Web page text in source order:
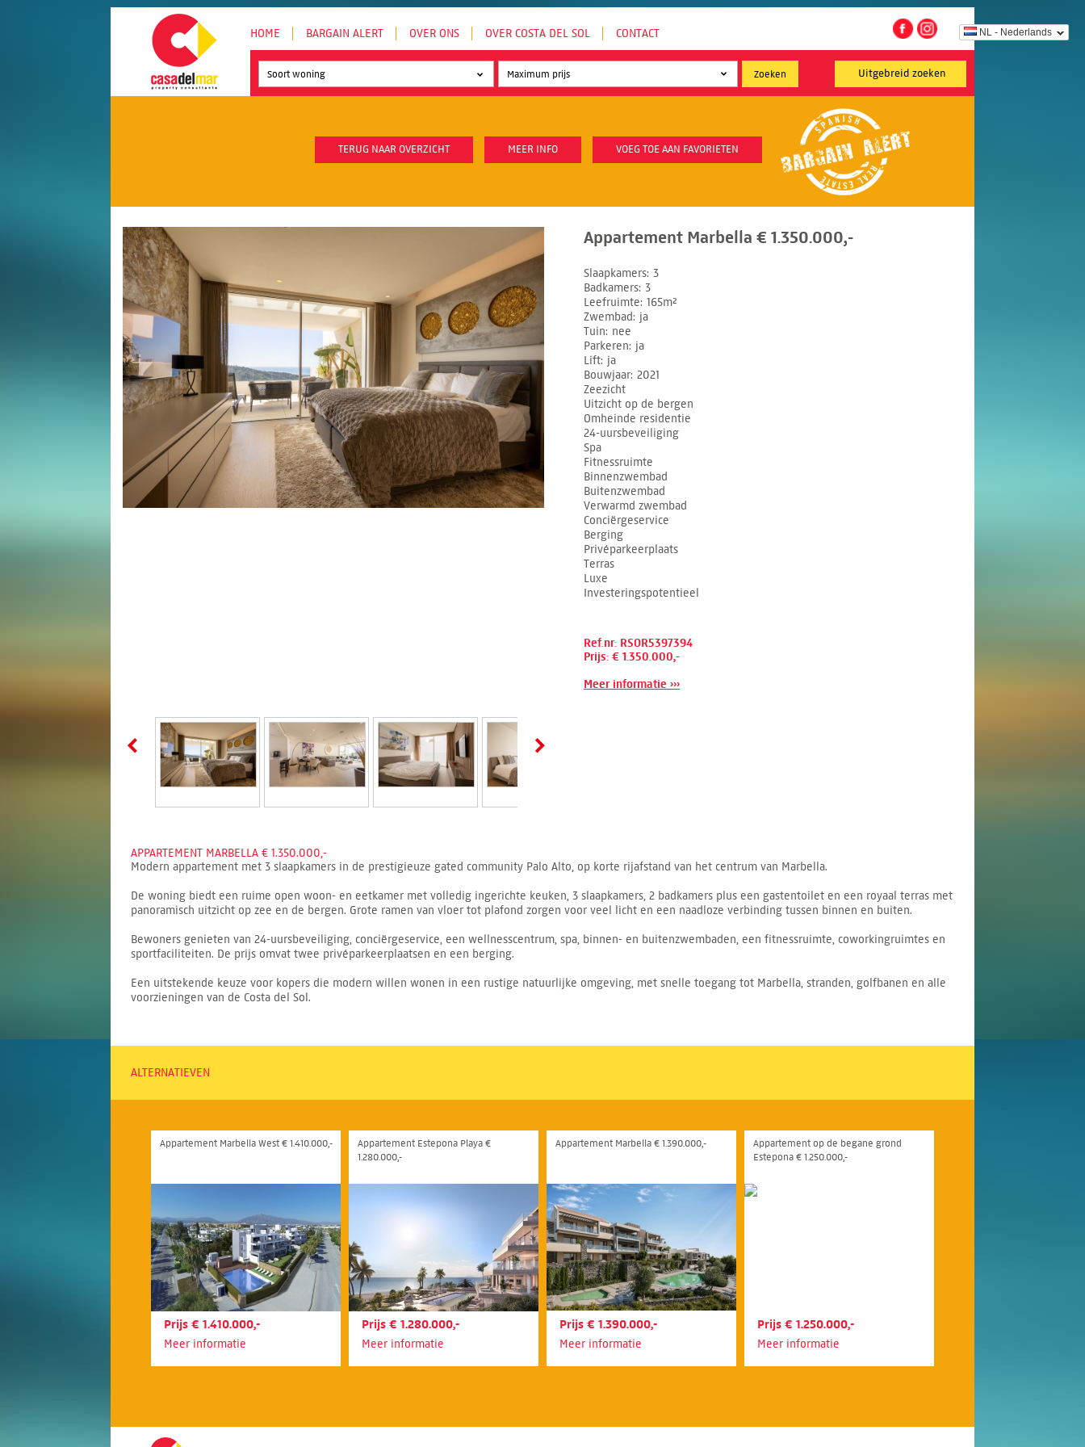
NL - Nederlands
HOME BARGAIN ALERT OVER ONS OVER COSTA DEL SOL CONTACT
Uitgebreid zoeken
Soort woning
TERUG NAAR OVERZICHT MEER INFO VOEG TOE AAN FAVORIETEN
Appartement Marbella € 1.350.000,-
Slaapkamers 3
Badkamers 3
Leefruimte 165m²
Zwembad
ja
Tuin nee
Parkeren ja
Lift ja
Bouwjaar 2021
Zeezicht
Uitzicht op de bergen
Omheinde residentie
24-uursbeveiliging
Spa
Fitnessruimte
Binnenzwembad
Buitenzwembad
Verwarmd zwembad
Conciërgeservice
Berging
Privéparkeerplaats
Terras
Luxe
Investeringspotentieel
Ref.nr: RSOR5397394
Prijs: € 1.350.000,-
Meer informatie ›››
APPARTEMENT MARBELLA € 1.350.000,-
Modern appartement met 3 slaapkamers in de prestigieuze gated community Palo Alto, op korte rijafstand van het centrum van Marbella.
De woning biedt een ruime open woon- en eetkamer met volledig ingerichte keuken, 3 slaapkamers, 2 badkamers plus een gastentoilet en een royaal terras met
panoramisch uitzicht op zee en de bergen. Grote ramen van vloer tot plafond zorgen voor veel licht en een naadloze verbinding tussen binnen en buiten.
Bewoners genieten van 24-uursbeveiliging, conciërgeservice, een wellnesscentrum, spa, binnen- en buitenzwembaden, een fitnessruimte, coworkingruimtes en
sportfaciliteiten. De prijs omvat twee privéparkeerplaatsen en een berging.
Een uitstekende keuze voor kopers die modern willen wonen in een rustige natuurlijke omgeving, met snelle toegang tot Marbella, stranden, golfbanen en alle
voorzieningen van de Costa del Sol.
ALTERNATIEVEN
Appartement Marbella West € 1.410.000,-
Prijs € 1.410.000,-
Meer informatie
Appartement Estepona Playa €
1.280.000,-
Prijs € 1.280.000,-
Meer informatie
Appartement Marbella € 1.390.000,-
Prijs € 1.390.000,-
Meer informatie
Appartement op de begane grond
Estepona € 1.250.000,-
Prijs € 1.250.000,-
Meer informatie